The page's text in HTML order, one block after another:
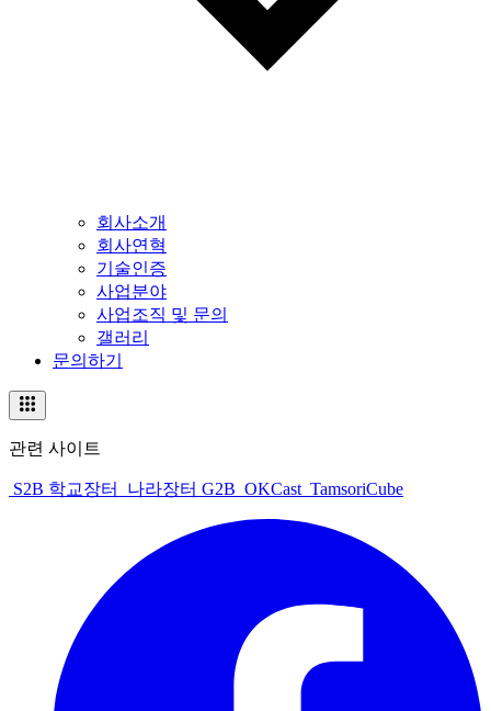
회사소개
회사연혁
기술인증
사업분야
사업조직 및 문의
갤러리
문의하기
관련 사이트
S2B 학교장터 나라장터 G2B OKCast TamsoriCube